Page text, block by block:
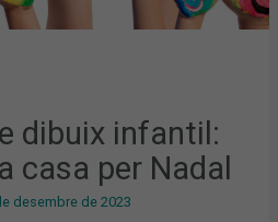
dibuix infantil:
casa per Nadal
desembre de 2023